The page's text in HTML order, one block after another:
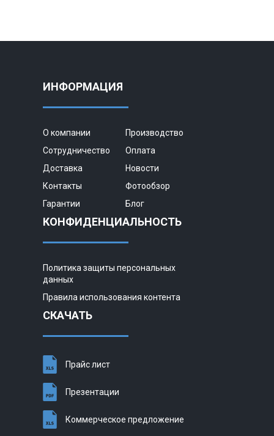
ИНФОРМАЦИЯ
О компании
Производство
Сотрудничество
Оплата
Доставка
Новости
Контакты
Фотообзор
Гарантии
Блог
КОНФИДЕНЦИАЛЬНОСТЬ
Политика защиты персональных
данных
Правила использования контента
СКАЧАТЬ
Прайс лист
Презентации
Коммерческое предложение